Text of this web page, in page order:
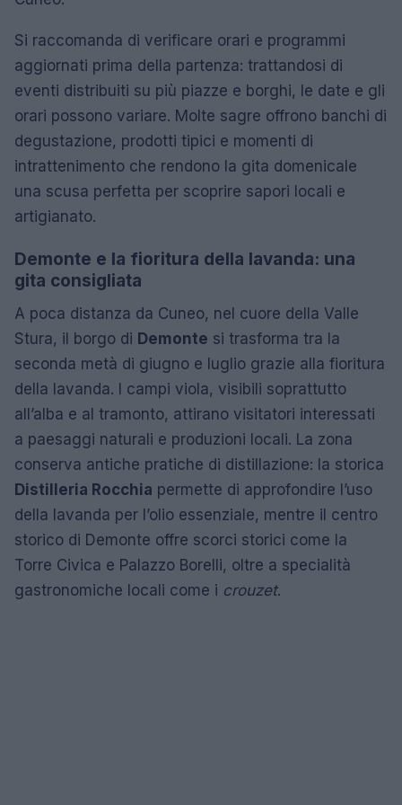
Si raccomanda di verificare orari e programmi
aggiornati prima della partenza: trattandosi di
eventi distribuiti su più piazze e borghi, le date e gli
orari possono variare. Molte sagre offrono banchi di
degustazione, prodotti tipici e momenti di
intrattenimento che rendono la gita domenicale
una scusa perfetta per scoprire sapori locali e
artigianato.
Demonte e la fioritura della lavanda: una
gita consigliata
A poca distanza da Cuneo, nel cuore della Valle
Stura, il borgo di Demonte si trasforma tra la
seconda metà di giugno e luglio grazie alla fioritura
della lavanda. I campi viola, visibili soprattutto
all’alba e al tramonto, attirano visitatori interessati
a paesaggi naturali e produzioni locali. La zona
conserva antiche pratiche di distillazione: la storica
Distilleria Rocchia permette di approfondire l’uso
della lavanda per l’olio essenziale, mentre il centro
storico di Demonte offre scorci storici come la
Torre Civica e Palazzo Borelli, oltre a specialità
gastronomiche locali come i crouzet.